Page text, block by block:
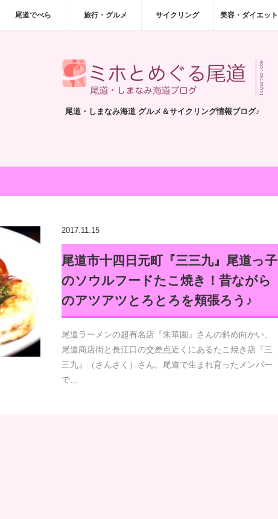
尾道でべら 旅行・グルメ サイクリング 美容・ダイエット
尾道・しまなみ海道 グルメ＆サイクリング情報ブログ♪
2017.11.15
尾道市十四日元町『三三九』尾道っ子
のソウルフードたこ焼き！昔ながら
のアツアツとろとろを頬張ろう♪
尾道ラーメンの超有名店『朱華園』さんの斜め向かい、
尾道商店街と長江口の交差点近くにあるたこ焼き店『三
三九』（さんさく）さん。尾道で生まれ育ったメンバー
で…